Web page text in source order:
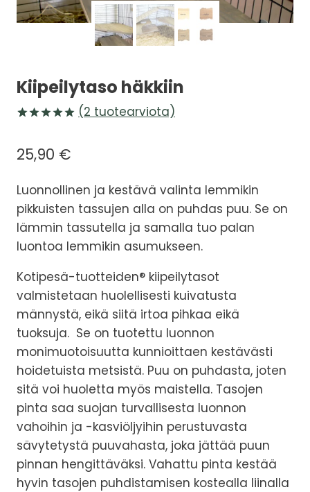
Kiipeilytaso häkkiin
perustuen
asiakkaan
(2 tuotearviota)
25,90 €
Luonnollinen ja kestävä valinta lemmikin
pikkuisten tassujen alla on puhdas puu. Se on
lämmin tassutella ja samalla tuo palan
luontoa lemmikin asumukseen.
Kotipesä-tuotteiden® kiipeilytasot
valmistetaan huolellisesti kuivatusta
männystä, eikä siitä irtoa pihkaa eikä
tuoksuja. Se on tuotettu luonnon
monimuotoisuutta kunnioittaen kestävästi
hoidetuista metsistä. Puu on puhdasta, joten
sitä voi huoletta myös maistella. Tasojen
pinta saa suojan turvallisesta luonnon
vahoihin ja -kasviöljyihin perustuvasta
sävytetystä puuvahasta, joka jättää puun
pinnan hengittäväksi. Vahattu pinta kestää
hyvin tasojen puhdistamisen kostealla liinalla